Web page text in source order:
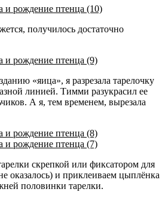
получилось достаточно
«яица», я разрезала тарелочку
линией. Тимми разукрасил ее
А я, тем временем, вырезала
скрепкой или фиксатором для
оказалось) и приклеиваем цыплёнка
половинки тарелки.